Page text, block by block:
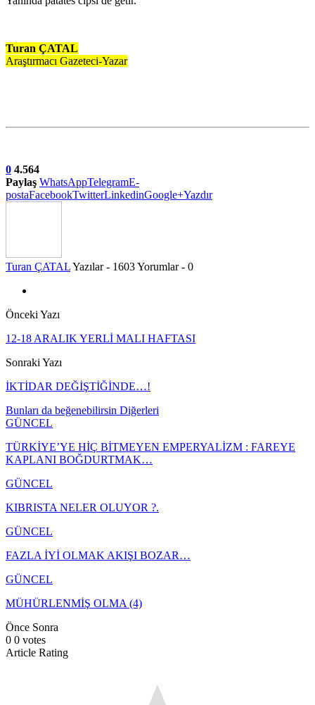
Turan ÇATAL
Araştırmacı Gazeteci-Yazar
0 4.564
Paylaş WhatsAppTelegramE-
postaFacebookTwitterLinkedinGoogle+Yazdır
Turan ÇATALYazılar - 1603Yorumlar - 0
Önceki Yazı
12-18 ARALIK YERLİ MALI HAFTASI
Sonraki Yazı
İKTİDAR DEĞİŞTİĞİNDE…!
Bunları da beğenebilirsin Diğerleri
GÜNCEL
TÜRKİYE’YE HİÇ BİTMEYEN EMPERYALİZM : FAREYE
KAPLANI BOĞDURTMAK…
GÜNCEL
KIBRISTA NELER OLUYOR ?.
GÜNCEL
FAZLA İYİ OLMAK AKIŞI BOZAR…
GÜNCEL
MÜHÜRLENMİŞ OLMA (4)
Önce Sonra
0 0 votes
Article Rating